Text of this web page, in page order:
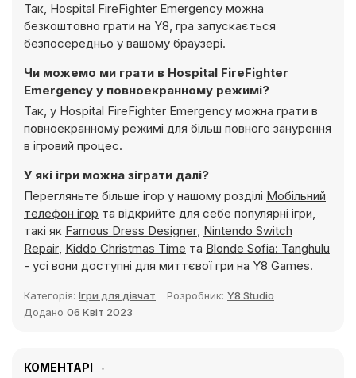
Так, Hospital FireFighter Emergency можна
безкоштовно грати на Y8, гра запускається
безпосередньо у вашому браузері.
Чи можемо ми грати в Hospital FireFighter
Emergency у повноекранному режимі?
Так, у Hospital FireFighter Emergency можна грати в
повноекранному режимі для більш повного занурення
в ігровий процес.
У які ігри можна зіграти далі?
Перегляньте більше ігор у нашому розділі Мобільний
телефон ігор та відкрийте для себе популярні ігри,
такі як Famous Dress Designer, Nintendo Switch
Repair, Kiddo Christmas Time та Blonde Sofia: Tanghulu
- усі вони доступні для миттєвої гри на Y8 Games.
Категорія: Ігри для дівчат Розробник: Y8 Studio
Додано 06 Квіт 2023
КОМЕНТАРІ